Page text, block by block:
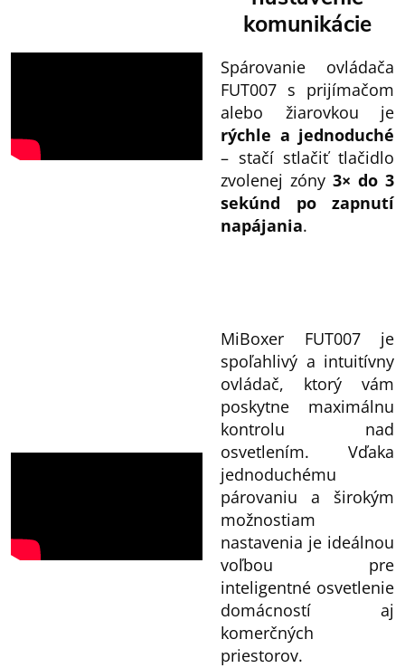
komunikácie
Spárovanie ovládača
FUT007 s prijímačom
alebo žiarovkou je
rýchle a jednoduché
– stačí stlačiť tlačidlo
zvolenej zóny 3× do 3
sekúnd po zapnutí
napájania.
MiBoxer FUT007 je
spoľahlivý a intuitívny
ovládač, ktorý vám
poskytne maximálnu
kontrolu nad
osvetlením. Vďaka
jednoduchému
párovaniu a širokým
možnostiam
nastavenia je ideálnou
voľbou pre
inteligentné osvetlenie
domácností aj
komerčných
priestorov.